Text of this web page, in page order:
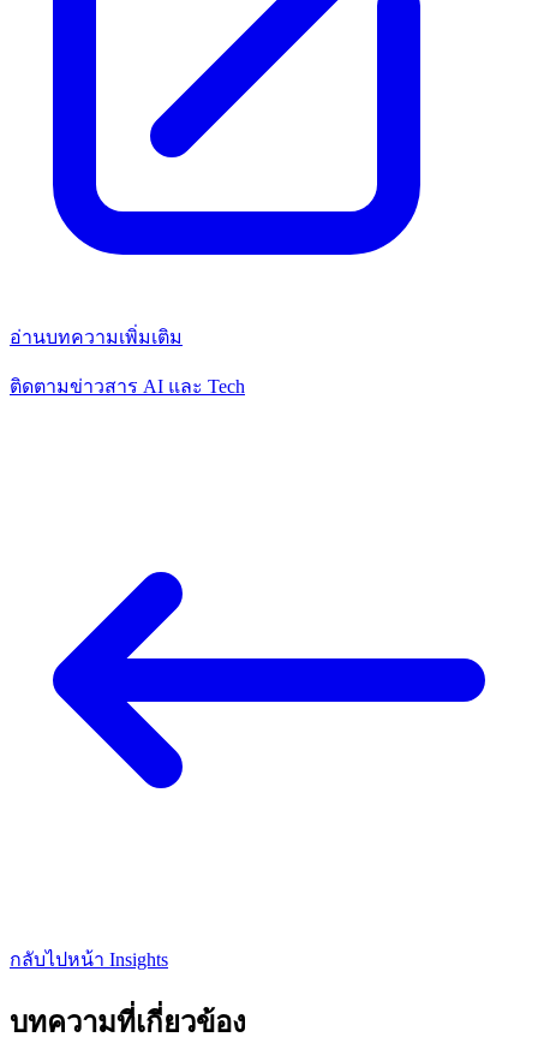
อ่านบทความเพิ่มเติม
ติดตามข่าวสาร AI และ Tech
กลับไปหน้า Insights
บทความที่เกี่ยวข้อง